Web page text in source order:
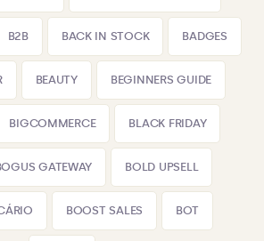
B2B BACK IN STOCK BADGES
BEAUTY BEGINNERS GUIDE
BIGCOMMERCE BLACK FRIDAY
GATEWAY BOLD UPSELL
BOOST SALES BOT